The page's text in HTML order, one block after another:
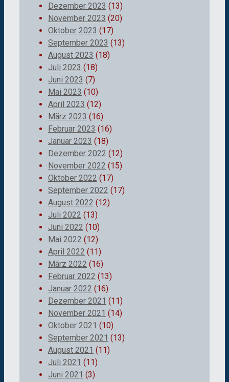
Dezember 2023 (13)
November 2023 (20)
Oktober 2023 (17)
September 2023 (13)
August 2023 (18)
Juli 2023 (18)
Juni 2023 (7)
Mai 2023 (10)
April 2023 (12)
März 2023 (16)
Februar 2023 (16)
Januar 2023 (18)
Dezember 2022 (12)
November 2022 (15)
Oktober 2022 (17)
September 2022 (17)
August 2022 (12)
Juli 2022 (13)
Juni 2022 (10)
Mai 2022 (12)
April 2022 (11)
März 2022 (16)
Februar 2022 (13)
Januar 2022 (16)
Dezember 2021 (11)
November 2021 (14)
Oktober 2021 (10)
September 2021 (13)
August 2021 (11)
Juli 2021 (11)
Juni 2021 (3)